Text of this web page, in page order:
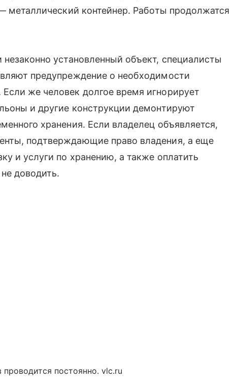
металлический контейнер. Работы продолжатся
установленный объект, специалисты
предупреждение о необходимости
же человек долгое время игнорирует
и другие конструкции демонтируют
хранения. Если владелец объявляется,
подтверждающие право владения, а еще
и услуги по хранению, а также оплатить
доводить.
проводится постоянно. vlc.ru